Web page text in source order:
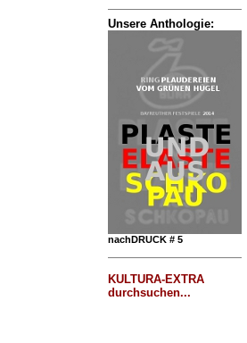
Unsere Anthologie:
nachDRUCK # 5
KULTURA-EXTRA
durchsuchen...